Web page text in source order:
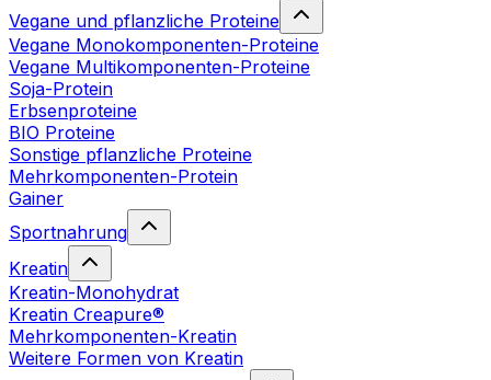
Vegane und pflanzliche Proteine
Vegane Monokomponenten-Proteine
Vegane Multikomponenten-Proteine
Soja-Protein
Erbsenproteine
BIO Proteine
Sonstige pflanzliche Proteine
Mehrkomponenten-Protein
Gainer
Sportnahrung
Kreatin
Kreatin-Monohydrat
Kreatin Creapure®
Mehrkomponenten-Kreatin
Weitere Formen von Kreatin